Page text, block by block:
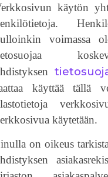
käytön
voimassa
käyttää tällä
käytetään.
on oikeus